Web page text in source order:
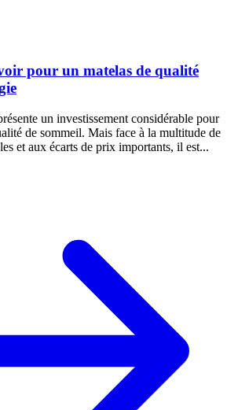
pour un matelas de qualité
un investissement considérable pour
de sommeil. Mais face à la multitude de
et aux écarts de prix importants, il est...